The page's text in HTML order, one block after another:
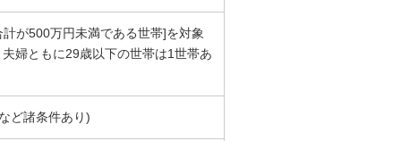
が500万円未満である世帯]を対象
婦ともに29歳以下の世帯は1世帯あ
ど諸条件あり)